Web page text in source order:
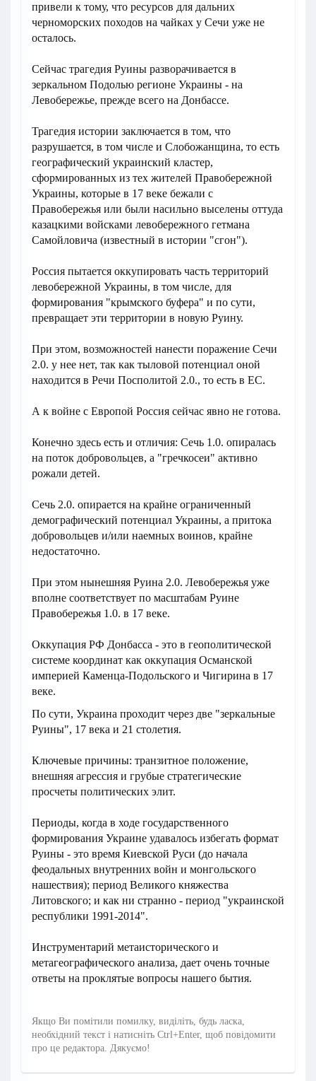
привели к тому, что ресурсов для дальних
черноморских походов на чайках у Сечи уже не
осталось.
Сейчас трагедия Руины разворачивается в
зеркальном Подолью регионе Украины - на
Левобережье, прежде всего на Донбассе.
Трагедия истории заключается в том, что
разрушается, в том числе и Слобожанщина, то есть
географический украинский кластер,
сформированных из тех жителей Правобережной
Украины, которые в 17 веке бежали с
Правобережья или были насильно выселены оттуда
казацкими войсками левобережного гетмана
Самойловича (известный в истории "сгон").
Россия пытается оккупировать часть территорий
левобережной Украины, в том числе, для
формирования "крымского буфера" и по сути,
превращает эти территории в новую Руину.
При этом, возможностей нанести поражение Сечи
2.0. у нее нет, так как тыловой потенциал оной
находится в Речи Посполитой 2.0., то есть в ЕС.
А к войне с Европой Россия сейчас явно не готова.
Конечно здесь есть и отличия: Сечь 1.0. опиралась
на поток добровольцев, а "гречкосеи" активно
рожали детей.
Сечь 2.0. опирается на крайне ограниченный
демографический потенциал Украины, а притока
добровольцев и/или наемных воинов, крайне
недостаточно.
При этом нынешняя Руина 2.0. Левобережья уже
вполне соответствует по масштабам Руине
Правобережья 1.0. в 17 веке.
Оккупация РФ Донбасса - это в геополитической
системе координат как оккупация Османской
империей Каменца-Подольского и Чигирина в 17
веке.
По сути, Украина проходит через две "зеркальные
Руины", 17 века и 21 столетия.
Ключевые причины: транзитное положение,
внешняя агрессия и грубые стратегические
просчеты политических элит.
Периоды, когда в ходе государственного
формирования Украине удавалось избегать формат
Руины - это время Киевской Руси (до начала
феодальных внутренних войн и монгольского
нашествия); период Великого княжества
Литовского; и как ни странно - период "украинской
республики 1991-2014".
Инструментарий метаисторического и
метагеографического анализа, дает очень точные
ответы на проклятые вопросы нашего бытия.
Якщо Ви помітили помилку, виділіть, будь ласка,
необхідний текст і натисніть Ctrl+Enter, щоб повідомити
про це редактора. Дякуємо!